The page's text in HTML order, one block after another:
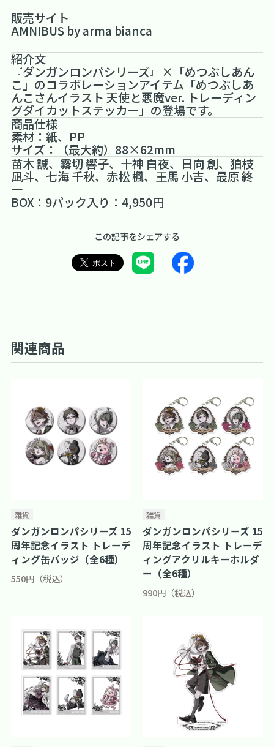
販売サイト
AMNIBUS by arma bianca
紹介文
『ダンガンロンパシリーズ』×「めつぶしあん
こ」のコラボレーションアイテム「めつぶしあ
んこさんイラスト 天使と悪魔ver. トレーディン
グダイカットステッカー」の登場です。
商品仕様
素材：紙、PP
サイズ：（最大約）88×62mm
苗木 誠、霧切 響子、十神 白夜、日向 創、狛枝
凪斗、七海 千秋、赤松 楓、王馬 小吉、最原 終
一
BOX：9パック入り：4,950円
この記事をシェアする
関連商品
雑貨
ダンガンロンパシリーズ 15
周年記念イラスト トレーデ
ィング缶バッジ（全6種）
550円（税込）
雑貨
ダンガンロンパシリーズ 15
周年記念イラスト トレーデ
ィングアクリルキーホルダ
ー（全6種）
990円（税込）